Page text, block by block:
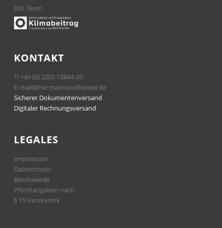
Das Team
KONTAKT
T: +49 (0) 2205 73844-20
E: mail@hermannundhensel.de
Sicherer Dokumentenversand
Digitaler Rechnungsversand
LEGALES
Impressum
Datenschutz
Beschwerde
Pflichtangaben nach
§ 15 VersVermV